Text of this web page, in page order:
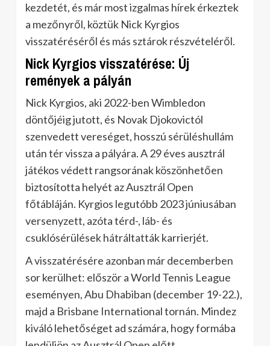
kezdetét, és már most izgalmas hírek érkeztek
a mezőnyről, köztük Nick Kyrgios
visszatéréséről és más sztárok részvételéről.
Nick Kyrgios visszatérése: Új
remények a pályán
Nick Kyrgios, aki 2022-ben Wimbledon
döntőjéig jutott, és Novak Djokovictól
szenvedett vereséget, hosszú sérüléshullám
után tér vissza a pályára. A 29 éves ausztrál
játékos védett rangsorának köszönhetően
biztosította helyét az Ausztrál Open
főtábláján. Kyrgios legutóbb 2023 júniusában
versenyzett, azóta térd-, láb- és
csuklósérülések hátráltatták karrierjét.
A visszatérésére azonban már decemberben
sor kerülhet: először a World Tennis League
eseményen, Abu Dhabiban (december 19-22.),
majd a Brisbane International tornán. Mindez
kiváló lehetőséget ad számára, hogy formába